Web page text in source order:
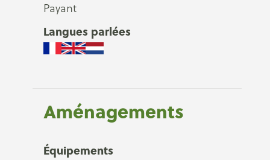
Payant
Langues parlées
Aménagements
Équipements